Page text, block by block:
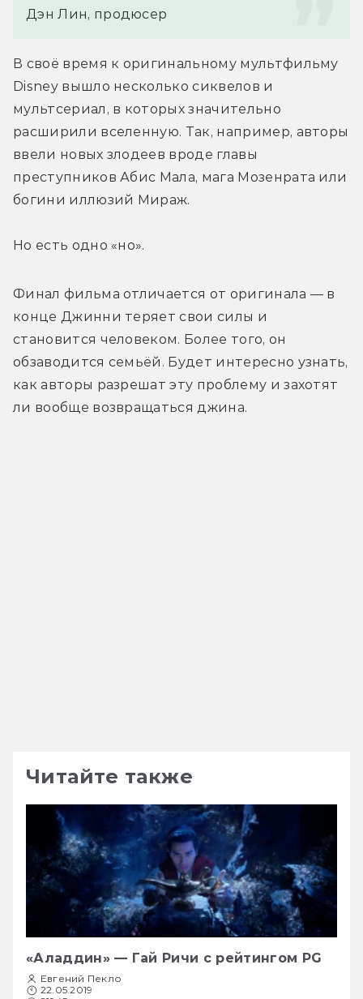
Дэн Лин, продюсер
В своё время к оригинальному мультфильму
Disney вышло несколько сиквелов и
мультсериал, в которых значительно
расширили вселенную. Так, например, авторы
ввели новых злодеев вроде главы
преступников Абис Мала, мага Мозенрата или
богини иллюзий Мираж.
Но есть одно «но».
Финал фильма отличается от оригинала — в
конце Джинни теряет свои силы и
становится человеком. Более того, он
обзаводится семьёй. Будет интересно узнать,
как авторы разрешат эту проблему и захотят
ли вообще возвращаться джина.
Читайте также
«Аладдин» — Гай Ричи с рейтингом PG
Евгений Пекло
22.05.2019